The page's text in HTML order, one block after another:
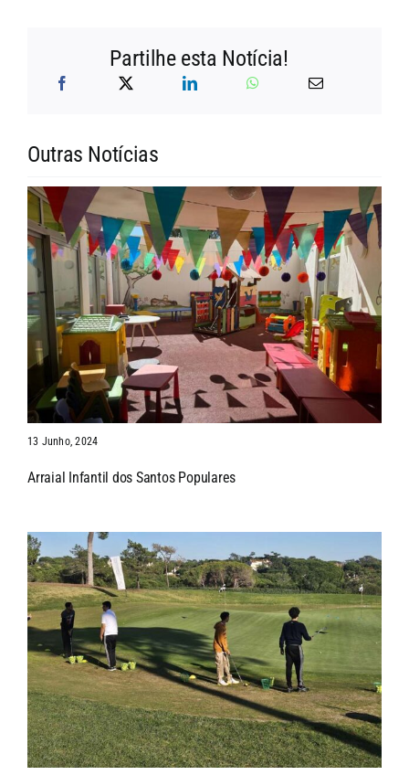
Partilhe esta Notícia!
Outras Notícias
13 Junho, 2024
Arraial Infantil dos Santos Populares